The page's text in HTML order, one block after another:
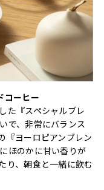
コーヒー
た『スペシャルブレ
で、非常にバランス
『ヨーロピアンブレン
ほのかに甘い香りが
り、朝食と一緒に飲む